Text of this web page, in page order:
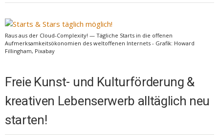
Raus aus der Cloud-Complexity! — Tägliche Starts in die offenen
Aufmerksamkeitsökonomien des weltoffenen Internets - Grafik: Howard
Fillingham, Pixabay
Freie Kunst- und Kulturförderung &
kreativen Lebenserwerb alltäglich neu
starten!